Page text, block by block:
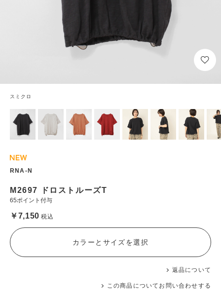
スミクロ
RNA-N
M2697 ドロストルーズT
65ポイント付与
￥7,150 税込
返品について
この商品についてお問い合わせする
カラーとサイズを選択